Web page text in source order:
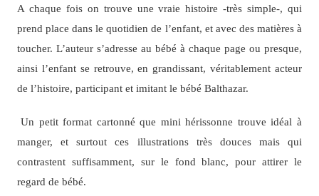
A chaque fois on trouve une vraie histoire -très simple-, qui
prend place dans le quotidien de l’enfant, et avec des matières à
toucher. L’auteur s’adresse au bébé à chaque page ou presque,
ainsi l’enfant se retrouve, en grandissant, véritablement acteur
de l’histoire, participant et imitant le bébé Balthazar.
Un petit format cartonné que mini hérissonne trouve idéal à
manger, et surtout ces illustrations très douces mais qui
contrastent suffisamment, sur le fond blanc, pour attirer le
regard de bébé.